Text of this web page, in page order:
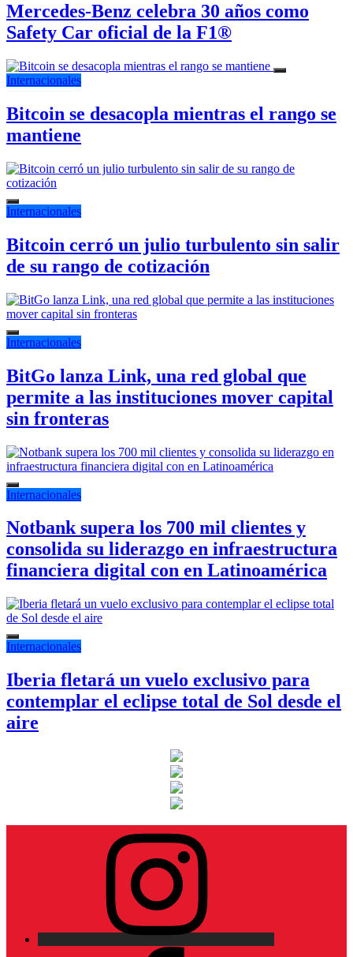
Mercedes-Benz celebra 30 años como
Safety Car oficial de la F1®
Internacionales
Bitcoin se desacopla mientras el rango se
mantiene
Internacionales
Bitcoin cerró un julio turbulento sin salir
de su rango de cotización
Internacionales
BitGo lanza Link, una red global que
permite a las instituciones mover capital
sin fronteras
Internacionales
Notbank supera los 700 mil clientes y
consolida su liderazgo en infraestructura
financiera digital con en Latinoamérica
Internacionales
Iberia fletará un vuelo exclusivo para
contemplar el eclipse total de Sol desde el
aire